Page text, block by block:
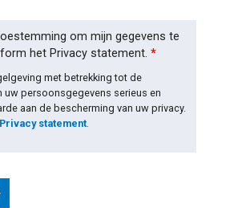
om mijn gegevens te
het Privacy statement. *
met betrekking tot de
uw persoonsgegevens serieus en
aan de bescherming van uw privacy.
statement